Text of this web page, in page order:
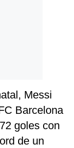
Messi
Barcelona
goles con
de un